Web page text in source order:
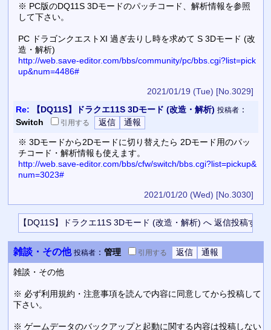
※ PC版のDQ11S 3Dモードのパッチコード、解析情報を参照
して下さい。
PC ドラゴンクエストXI 過ぎ去りし時を求めて S 3Dモード (改
造・解析)
http://web.save-editor.com/bbs/community/pc/bbs.cgi?list=pick
up&num=4486#
2021/01/19 (Tue) [No.3029]
Re: 【DQ11S】ドラクエ11S 3Dモード (改造・解析) 投稿者：
Switch
引用する
※ 3Dモードから2Dモードに切り替えたら 2Dモード用のパッ
チコード・解析情報も使えます。
http://web.save-editor.com/bbs/cfw/switch/bbs.cgi?list=pickup&
num=3023#
2021/01/20 (Wed) [No.3030]
雑談・その他 投稿者： 管理 引用する
雑談・その他
※ 必ず利用規約・注意事項を読んで内容に同意してから投稿して
下さい。
※ ゲームデータのバックアップと起動に関する内容は投稿しない